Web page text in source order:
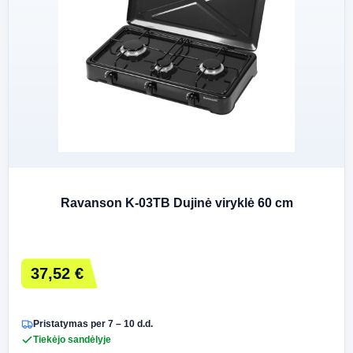
Ravanson K-03TB Dujinė viryklė 60 cm
37,52 €
Pristatymas per 7 – 10 d.d.
Tiekėjo sandėlyje